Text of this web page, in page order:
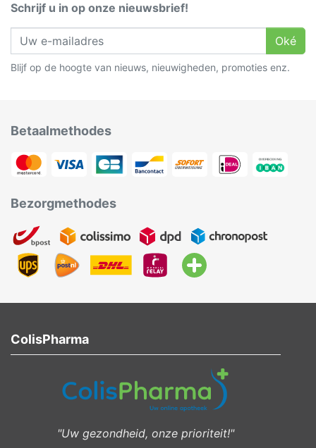
Schrijf u in op onze nieuwsbrief!
Oké
Blijf op de hoogte van nieuws, nieuwigheden, promoties enz.
Betaalmethodes
Bezorgmethodes
ColisPharma
"Uw gezondheid, onze prioriteit!"